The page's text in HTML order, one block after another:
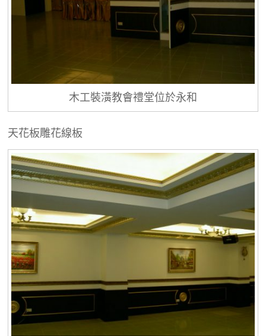
木工裝潢教會禮堂位於永和
天花板雕花線板